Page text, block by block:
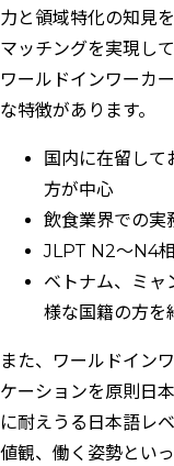
力と領域特化の知見
マッチングを実現して
ワールドインワーカ
な特徴があります。
国内に在留して
方が中心
飲食業界での実
JLPT N2～N4
ベトナム、ミャ
様な国籍の方を
また、ワールドイン
ケーションを原則日
に耐えうる日本語レ
値観、働く姿勢とい